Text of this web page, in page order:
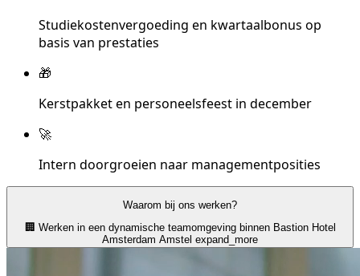
Studiekostenvergoeding en kwartaalbonus op
basis van prestaties
🎁
Kerstpakket en personeelsfeest in december
🚀
Intern doorgroeien naar managementposities
Waarom bij ons werken?
🏢 Werken in een dynamische teamomgeving binnen Bastion Hotel
Amsterdam Amstel expand_more